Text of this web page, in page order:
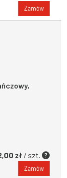
Zamów
zł / szt.
Zamów